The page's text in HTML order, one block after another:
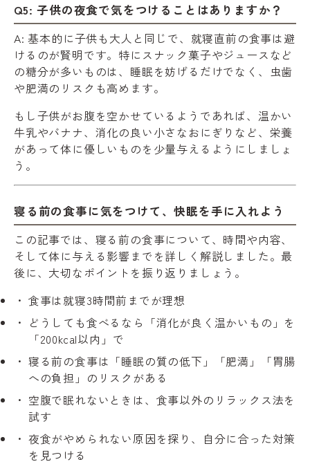
Q5: 子供の夜食で気をつけることはありますか？
A: 基本的に子供も大人と同じで、就寝直前の食事は避
けるのが賢明です。特にスナック菓子やジュースなど
の糖分が多いものは、睡眠を妨げるだけでなく、虫歯
や肥満のリスクも高めます。
もし子供がお腹を空かせているようであれば、温かい
牛乳やバナナ、消化の良い小さなおにぎりなど、栄養
があって体に優しいものを少量与えるようにしましょ
う。
寝る前の食事に気をつけて、快眠を手に入れよう
この記事では、寝る前の食事について、時間や内容、
そして体に与える影響までを詳しく解説しました。最
後に、大切なポイントを振り返りましょう。
食事は就寝3時間前までが理想
どうしても食べるなら「消化が良く温かいもの」を
「200kcal以内」で
寝る前の食事は「睡眠の質の低下」「肥満」「胃腸
への負担」のリスクがある
空腹で眠れないときは、食事以外のリラックス法を
試す
夜食がやめられない原因を探り、自分に合った対策
を見つける